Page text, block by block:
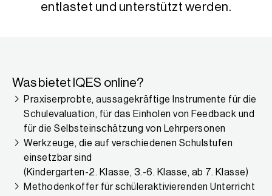
entlastet und unterstützt werden.
Was bietet IQES online?
Praxiserprobte, aussagekräftige Instrumente für die
Schulevaluation, für das Einholen von Feedback und
für die Selbsteinschätzung von Lehrpersonen
Werkzeuge, die auf verschiedenen Schulstufen
einsetzbar sind
(Kindergarten-2. Klasse, 3.-6. Klasse, ab 7. Klasse)
Methodenkoffer für schüleraktivierenden Unterricht